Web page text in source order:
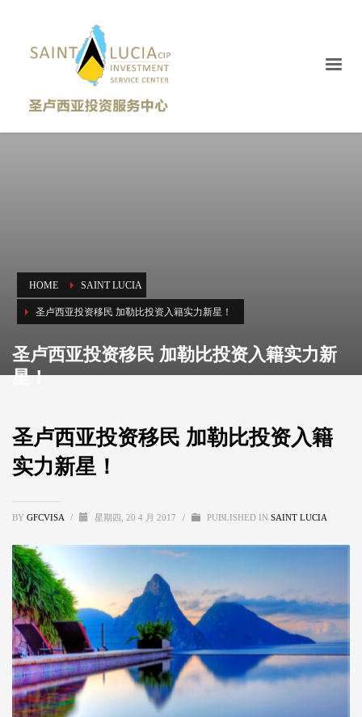
HOME SAINT LUCIA
圣卢西亚投资移民 加勒比投资入籍实力新星！
圣卢西亚投资移民 加勒比投资入籍实力新
星！
圣卢西亚投资移民 加勒比投资入籍
实力新星！
BY GFCVISA / 星期四, 20 4 月 2017 / PUBLISHED IN SAINT LUCIA